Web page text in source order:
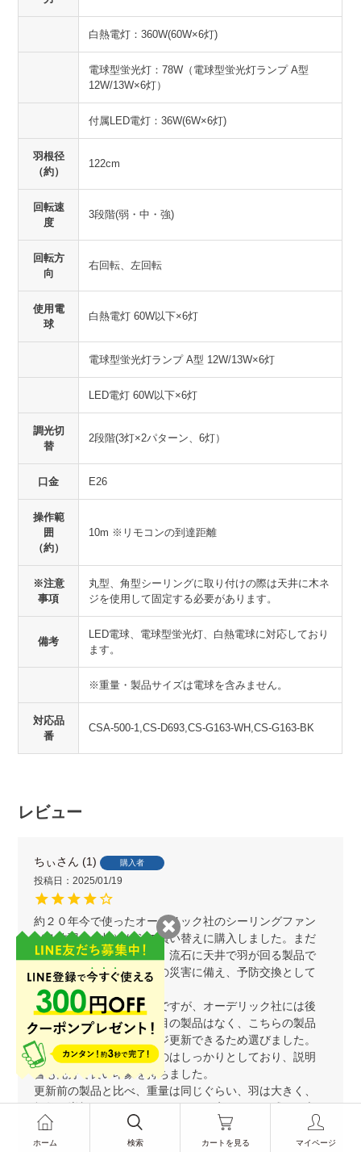
ホーム 検索 カートを見る マイページ
白熱電灯：360W(60W×6灯)
電球型蛍光灯：78W（電球型蛍光灯ランプ A型
12W/13W×6灯）
付属LED電灯：36W(6W×6灯)
羽根径
（約）
122cm
回転速
度
3段階(弱・中・強)
回転方
向
右回転、左回転
使用電
球
白熱電灯 60W以下×6灯
電球型蛍光灯ランプ A型 12W/13W×6灯
LED電灯 60W以下×6灯
調光切
替
2段階(3灯×2パターン、6灯）
口金 E26
操作範
囲
（約）
10m ※リモコンの到達距離
※注意
事項
丸型、角型シーリングに取り付けの際は天井に木ネ
ジを使用して固定する必要があります。
備考
LED電球、電球型蛍光灯、白熱電球に対応しており
ます。
※重量・製品サイズは電球を含みません。
対応品
番
CSA-500-1,CS-D693,CS-G163-WH,CS-G163-BK
レビュー
ちぃ 1 購入者
投稿日 2025/01/19
約２０年今で使ったオーデリック社のシーリングファン
（４枚羽・４灯）からの買い替えに購入しました。まだ
問題はなさそうでしたが、流石に天井で羽が回る製品で
すので、今後の地震などの災害に備え、予防交換として
の更新となります。
まずは後継品を探したのですが、オーデリック社には後
継となる同じような見た目の製品はなく、こちらの製品
が良い感じで同じイメージ更新できるため選びました。
届いた製品は本体そのものはしっかりとしており、説明
書も充分で良い印象を持ちました。
更新前の製品と比べ、重量は同じぐらい、羽は大きく、
灯数は増加、でもあまりイメージが変わらない感じで交
換ができたことが何よりで助かりました。下取りサービ
スもとても助かりました。購入しただけで付く５年保証